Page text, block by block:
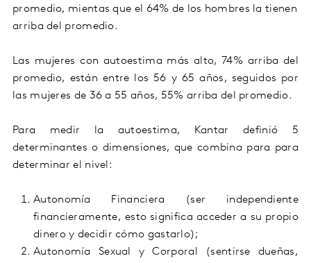
promedio, mientas que el 64% de los hombres la tienen
arriba del promedio.
Las mujeres con autoestima más alto, 74% arriba del
promedio, están entre los 56 y 65 años, seguidos por
las mujeres de 36 a 55 años, 55% arriba del promedio.
Para medir la autoestima, Kantar definió 5
determinantes o dimensiones, que combina para para
determinar el nivel:
Autonomía Financiera (ser independiente
financieramente, esto significa acceder a su propio
dinero y decidir cómo gastarlo);
Autonomía Sexual yCorporal (sentirse dueñas,